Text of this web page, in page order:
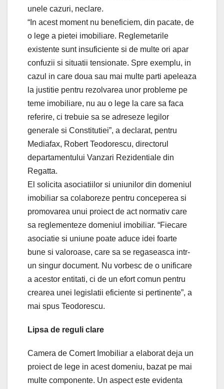
unele cazuri, neclare.
“In acest moment nu beneficiem, din pacate, de
o lege a pietei imobiliare. Reglemetarile
existente sunt insuficiente si de multe ori apar
confuzii si situatii tensionate. Spre exemplu, in
cazul in care doua sau mai multe parti apeleaza
la justitie pentru rezolvarea unor probleme pe
teme imobiliare, nu au o lege la care sa faca
referire, ci trebuie sa se adreseze legilor
generale si Constitutiei”, a declarat, pentru
Mediafax, Robert Teodorescu, directorul
departamentului Vanzari Rezidentiale din
Regatta.
El solicita asociatiilor si uniunilor din domeniul
imobiliar sa colaboreze pentru conceperea si
promovarea unui proiect de act normativ care
sa reglementeze domeniul imobiliar. “Fiecare
asociatie si uniune poate aduce idei foarte
bune si valoroase, care sa se regaseasca intr-
un singur document. Nu vorbesc de o unificare
a acestor entitati, ci de un efort comun pentru
crearea unei legislatii eficiente si pertinente”, a
mai spus Teodorescu.
Lipsa de reguli clare
Camera de Comert Imobiliar a elaborat deja un
proiect de lege in acest domeniu, bazat pe mai
multe componente. Un aspect este evidenta